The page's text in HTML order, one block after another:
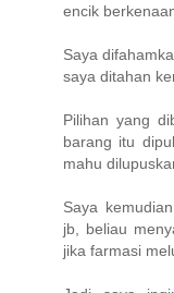
encik
Saya
saya ditahan
Pilihan yang
barang itu
mahu
Saya
jb, beliau
jika farmasi